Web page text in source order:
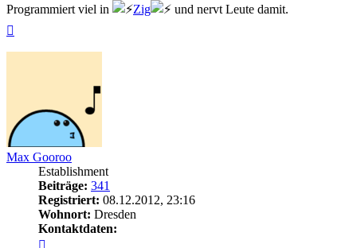
Programmiert viel in Zig
und nervt Leute damit.
Max Gooroo
Establishment
Beiträge: 341
Registriert: 08.12.2012, 23:16
Wohnort: Dresden
Kontaktdaten: